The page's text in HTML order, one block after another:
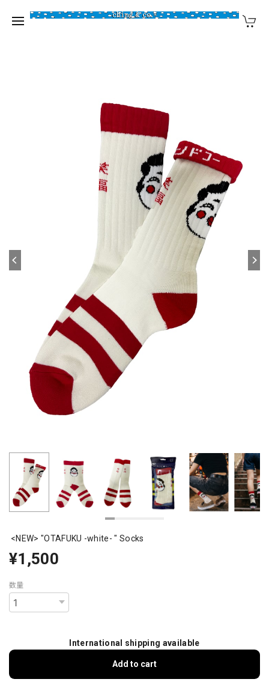
<NEW> "OTAFUKU -white- " Socks
¥1,500
数量
International shipping available
Add to cart